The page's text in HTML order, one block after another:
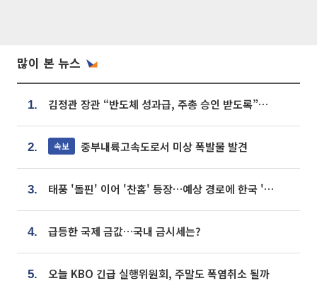
많이 본 뉴스
1. 김정관 장관 “반도체 성과급, 주총 승인 받도록”…상법·자본시장법 개정 시사
2. 속보 중부내륙고속도로서 미상 폭발물 발견
3. 태풍 '돌핀' 이어 '찬홈' 등장…예상 경로에 한국 '한숨'
4. 급등한 국제 금값…국내 금시세는?
5. 오늘 KBO 긴급 실행위원회, 주말도 폭염취소 될까